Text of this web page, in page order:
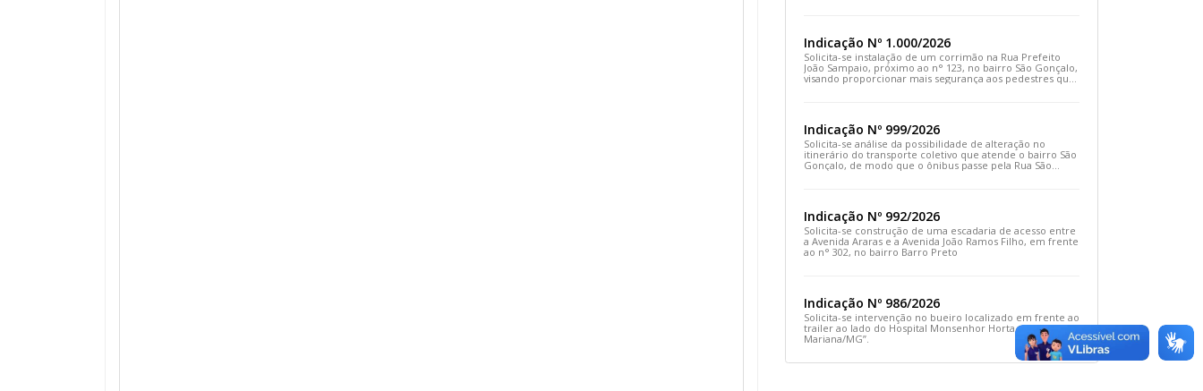
Indicação Nº 1.000/2026
Solicita-se instalação de um corrimão na Rua Prefeito
João Sampaio, próximo ao n° 123, no bairro São Gonçalo,
visando proporcionar mais segurança aos pedestres que
Indicação Nº 999/2026
Solicita-se análise da possibilidade de alteração no
itinerário do transporte coletivo que atende o bairro São
Gonçalo, de modo que o ônibus passe pela Rua São
Indicação Nº 992/2026
Solicita-se construção de uma escadaria de acesso entre
a Avenida Araras e a Avenida João Ramos Filho, em frente
ao n° 302, no bairro Barro Preto
Indicação Nº 986/2026
Solicita-se intervenção no bueiro localizado em frente ao
trailer ao lado do Hospital Monsenhor Horta, em
Mariana/MG”.